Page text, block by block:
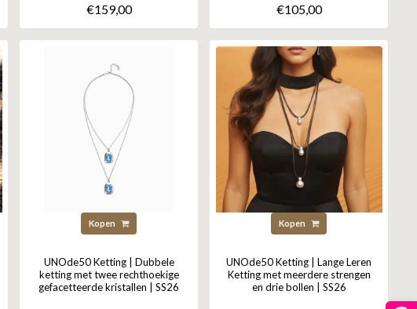
€159,00 €105,00
Kopen
UNOde50 Ketting | Dubbele
ketting met twee rechthoekige
gefacetteerde kristallen | SS26
Kopen
UNOde50 Ketting | Lange Leren
Ketting met meerdere strengen
en drie bollen | SS26